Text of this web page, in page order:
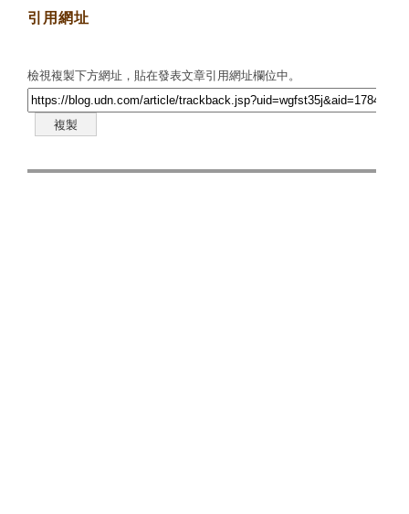
引用網址
檢視複製下方網址，貼在發表文章引用網址欄位中。
複製